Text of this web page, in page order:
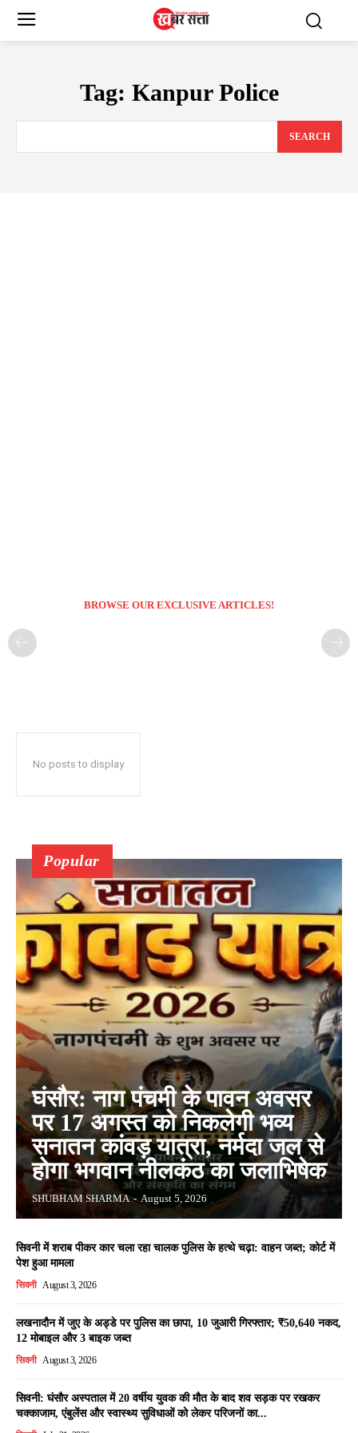
Tag: Kanpur Police
SEARCH
BROWSE OUR EXCLUSIVE ARTICLES!
No posts to display
Popular
घंसौर: नाग पंचमी के पावन अवसर
पर 17 अगस्त को निकलेगी भव्य
सनातन कांवड़ यात्रा, नर्मदा जल से
होगा भगवान नीलकंठ का जलाभिषेक
SHUBHAM SHARMA - August 5, 2026
सिवनी में शराब पीकर कार चला रहा चालक पुलिस के हत्थे चढ़ा: वाहन जब्त; कोर्ट में
पेश हुआ मामला
सिवनी August 3, 2026
लखनादौन में जुए के अड्डे पर पुलिस का छापा, 10 जुआरी गिरफ्तार; ₹50,640 नकद,
12 मोबाइल और 3 बाइक जब्त
सिवनी August 3, 2026
सिवनी: घंसौर अस्पताल में 20 वर्षीय युवक की मौत के बाद शव सड़क पर रखकर
चक्काजाम, एंबुलेंस और स्वास्थ्य सुविधाओं को लेकर परिजनों का...